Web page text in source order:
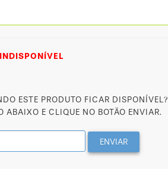
ESTE PRODUTO FICAR DISPONÍVEL?
ABAIXO E CLIQUE NO BOTÃO ENVIAR.
ENVIAR